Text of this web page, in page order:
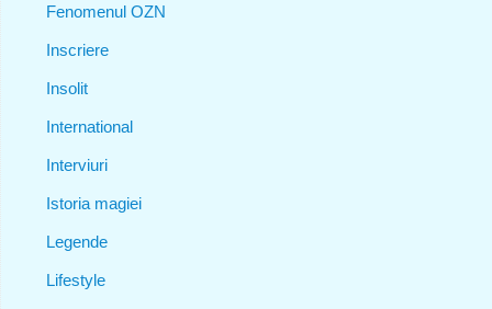
Fenomenul OZN
Inscriere
Insolit
International
Interviuri
Istoria magiei
Legende
Lifestyle